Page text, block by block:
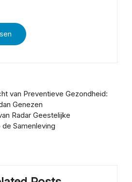
van Preventieve Gezondheid:
Genezen
Radar Geestelijke
Samenleving